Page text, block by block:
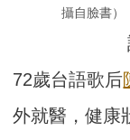
攝自臉書）
72歲台語歌后
外就醫，健康